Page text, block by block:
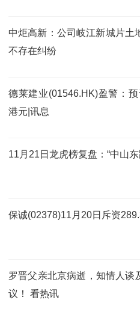
中炬高新：公司岐江新城片土
不存在纠纷
德莱建业(01546.HK)盈警：
港元|讯息
11月21日龙虎榜复盘：“中山
保诚(02378)11月20日斥资
罗晋父亲北京病逝，知情人谈
议！ 看热讯